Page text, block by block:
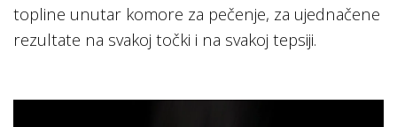
topline unutar komore za pečenje, za ujednačene
rezultate na svakoj točki i na svakoj tepsiji.